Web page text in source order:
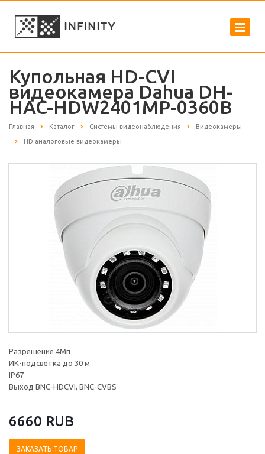
Купольная HD-CVI
видеокамера Dahua DH-
HAC-HDW2401MP-0360B
Главная Каталог Системы видеонаблюдения Видеокамеры
HD аналоговые видеокамеры
Разрешение 4Мп
ИК-подсветка до 30 м
IP67
Выход BNC-HDCVI, BNC-CVBS
6660 RUB
ЗАКАЗАТЬ ТОВАР